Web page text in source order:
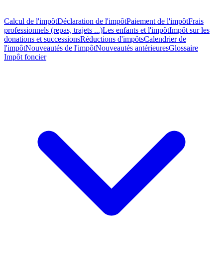
Calcul de l'impôtDéclaration de l'impôtPaiement de l'impôtFrais
professionnels (repas, trajets ...)Les enfants et l'impôtImpôt sur les
donations et successionsRéductions d'impôtsCalendrier de
l'impôtNouveautés de l'impôtNouveautés antérieuresGlossaire
Impôt foncier